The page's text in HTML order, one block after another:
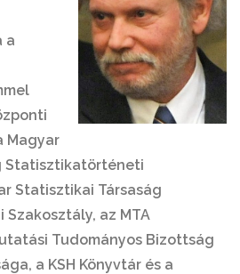
a
Magyar
Statisztikatörténeti
Statisztikai Társaság
az MTA
Tudományos Bizottság
a KSH Könyvtár és a